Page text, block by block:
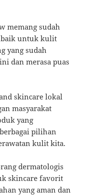
memang sudah
baik untuk kulit
yang sudah
dan merasa puas
skincare lokal
masyarakat
yang
pilihan
kulit kita.
dermatologis
skincare favorit
yang aman dan